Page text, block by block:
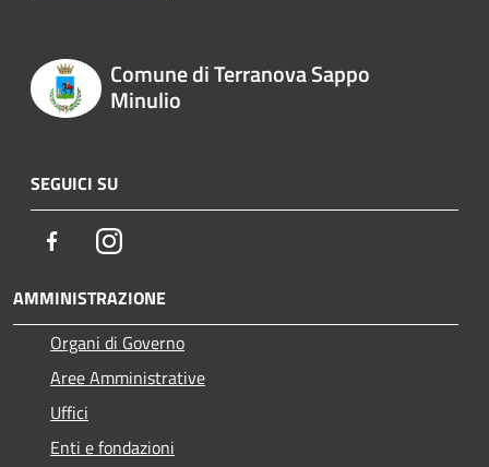
Comune di Terranova Sappo
Minulio
SEGUICI SU
FacebookInstagram
AMMINISTRAZIONE
Organi di Governo
Aree Amministrative
Uffici
Enti e fondazioni